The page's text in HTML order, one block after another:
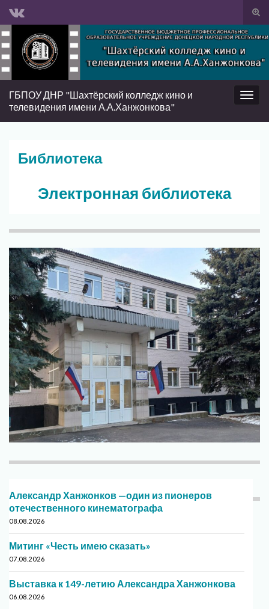
Вкл/
Search for:
Вкл/
ГБПОУ ДНР "Шахтёрский колледж кино и
телевидения имени А.А.Ханжонкова"
Библиотека
Электронная библиотека
Александр Ханжонков —один из пионеров
отечественного кинематографа
08.08.2026
Митинг «Честь имею сказать»
07.08.2026
Выставка к 149-летию Александра Ханжонкова
06.08.2026